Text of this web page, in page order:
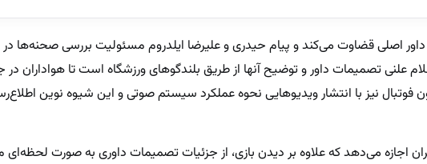
علنی تصمیمات داور و توضیح آنها از طریق بلندگوهای ورزشگاه است تا هواداران در
فوتبال نیز با انتشار ویدیوهایی نحوه عملکرد سیستم صوتی و این شیوه نوین
اجازه می‌دهد که علاوه بر دیدن بازی، از جزئیات تصمیمات داوری به صورت